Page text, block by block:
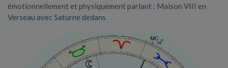
émotionnellement et physiquement parlant : Maison VIII en
Verseau avec Saturne dedans